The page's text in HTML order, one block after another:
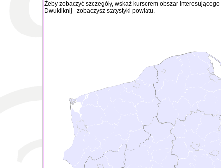
Żeby zobaczyć szczegóły, wskaż kursorem obszar
Dwukliknij - zobaczysz statystyki powiatu.